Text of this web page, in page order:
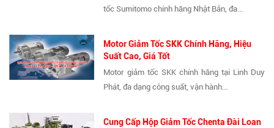
tốc Sumitomo chính hãng Nhật Bản, đa...
Motor Giảm Tốc SKK Chính Hãng, Hiệu
Suất Cao, Giá Tốt
Motor giảm tốc SKK chính hãng tại Linh Duy
Phát, đa dạng công suất, vận hành...
Cung Cấp Hộp Giảm Tốc Chenta Đài Loan